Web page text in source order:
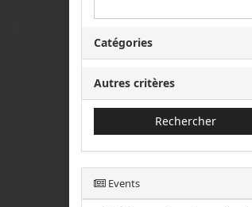
Catégories
Autres critères
Rechercher
Events